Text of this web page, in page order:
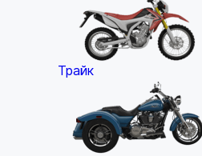
Трайк